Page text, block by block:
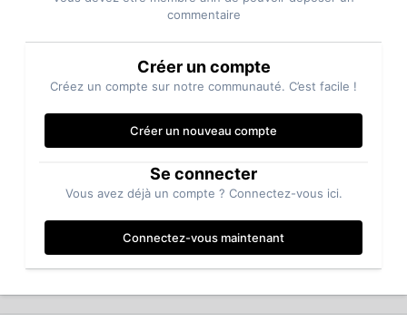
commentaire
Créer un compte
Créez un compte sur notre communauté. C’est facile !
Créer un nouveau compte
Se connecter
Vous avez déjà un compte ? Connectez-vous ici.
Connectez-vous maintenant